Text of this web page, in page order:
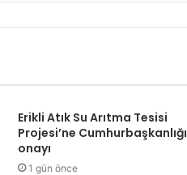
Erikli Atık Su Arıtma Tesisi
Projesi’ne Cumhurbaşkanlığı
onayı
1 gün önce